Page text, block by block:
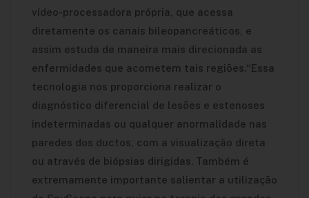
vídeo-processadora própria, que acessa
diretamente os canais bileopancreáticos, e
assim estuda de maneira mais direcionada as
enfermidades que acometem tais regiões.“Essa
tecnologia nos proporciona realizar o
diagnóstico diferencial de lesões e estenoses
indeterminadas ou qualquer anormalidade nas
paredes dos ductos, com a visualização direta
ou através de biópsias dirigidas. Também é
extremamente importante salientar a utilização